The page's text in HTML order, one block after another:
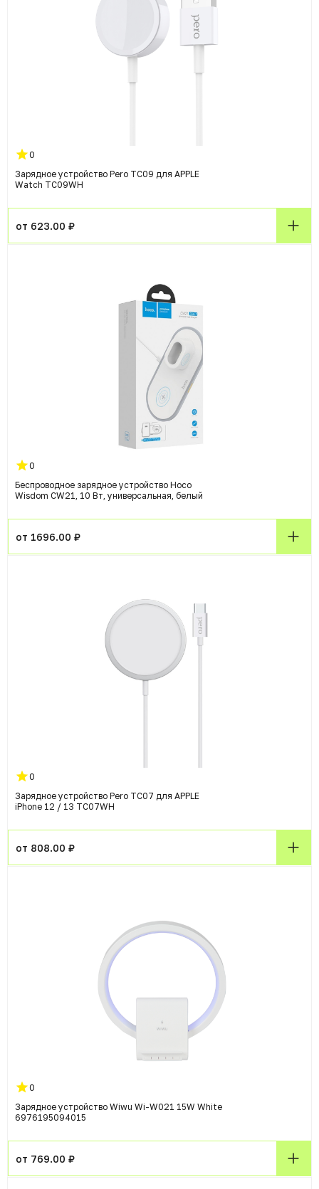
0
Зарядное устройство Pero TC09 для APPLE
Watch TC09WH
от 623.00 ₽
0
Беспроводное зарядное устройство Hoco
Wisdom CW21, 10 Вт, универсальная, белый
от 1696.00 ₽
0
Зарядное устройство Pero TC07 для APPLE
iPhone 12 / 13 TC07WH
от 808.00 ₽
0
Зарядное устройство Wiwu Wi-W021 15W White
6976195094015
от 769.00 ₽